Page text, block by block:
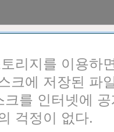
리지를 이용하
크에 저장된 파
를 인터넷에
걱정이 없다.